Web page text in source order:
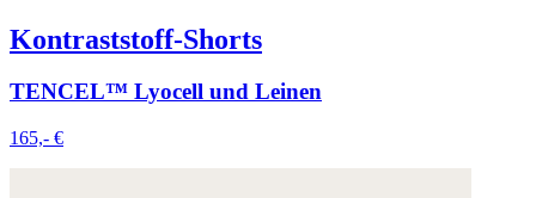
Kontraststoff-Shorts
TENCEL™ Lyocell und Leinen
165,- €